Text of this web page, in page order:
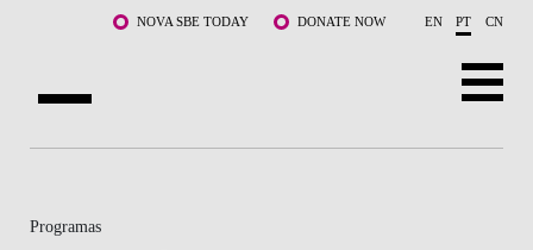
Saltar para o conteúdo principalNOVA SBE TODAY DONATE NOW EN PT CN
CURSOS
Programas